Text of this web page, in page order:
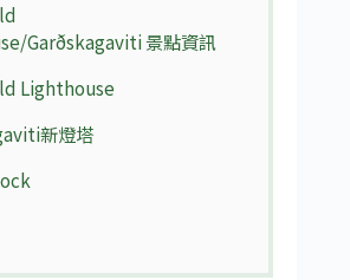
Garðskagaviti 景點資訊
Lighthouse
新燈塔